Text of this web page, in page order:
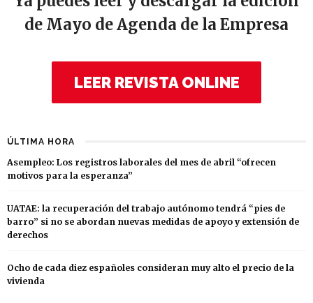
de Mayo de Agenda de la Empresa
LEER REVISTA ONLINE
ÚLTIMA HORA
Asempleo: Los registros laborales del mes de abril “ofrecen
motivos para la esperanza”
UATAE: la recuperación del trabajo autónomo tendrá “pies de
barro” si no se abordan nuevas medidas de apoyo y extensión de
derechos
Ocho de cada diez españoles consideran muy alto el precio de la
vivienda